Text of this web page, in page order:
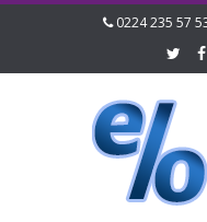
0224 235 57